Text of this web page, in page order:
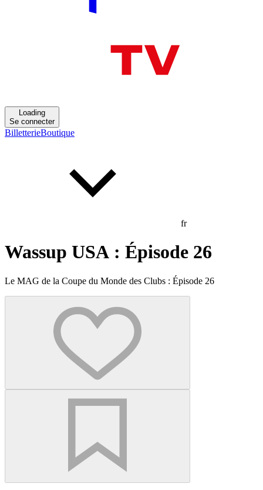
Loading
Se connecter
BilletterieBoutique
fr
Wassup USA : Épisode 26
Le MAG de la Coupe du Monde des Clubs : Épisode 26